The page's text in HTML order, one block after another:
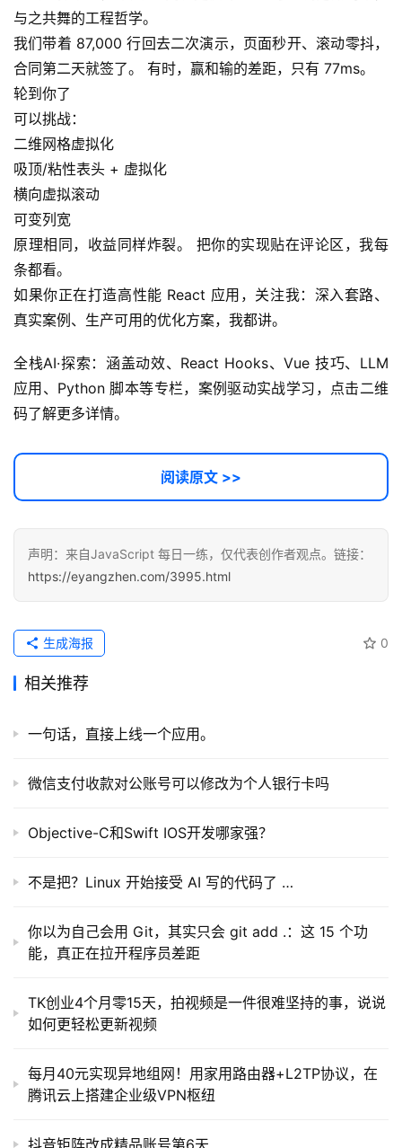
与之共舞的工程哲学。
我们带着 87,000 行回去二次演示，页面秒开、滚动零抖，
合同第二天就签了。 有时，赢和输的差距，只有 77ms。
轮到你了
可以挑战：
二维网格虚拟化
吸顶/粘性表头 + 虚拟化
横向虚拟滚动
可变列宽
原理相同，收益同样炸裂。 把你的实现贴在评论区，我每
条都看。
如果你正在打造高性能 React 应用，关注我：深入套路、
真实案例、生产可用的优化方案，我都讲。
全栈AI·探索：涵盖动效、React Hooks、Vue 技巧、LLM
应用、Python 脚本等专栏，案例驱动实战学习，点击二维
码了解更多详情。
阅读原文 >>
声明：来自JavaScript 每日一练，仅代表创作者观点。链接：
https://eyangzhen.com/3995.html
0
生成海报
相关推荐
一句话，直接上线一个应用。
微信支付收款对公账号可以修改为个人银行卡吗
Objective-C和Swift IOS开发哪家强？
不是把？Linux 开始接受 AI 写的代码了 …
你以为自己会用 Git，其实只会 git add .：这 15 个功
能，真正在拉开程序员差距
TK创业4个月零15天，拍视频是一件很难坚持的事，说说
如何更轻松更新视频
每月40元实现异地组网！用家用路由器+L2TP协议，在
腾讯云上搭建企业级VPN枢纽
抖音矩阵改成精品账号第6天